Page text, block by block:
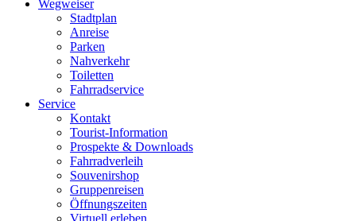
Wegweiser
Stadtplan
Anreise
Parken
Nahverkehr
Toiletten
Fahrradservice
Service
Kontakt
Tourist-Information
Prospekte & Downloads
Fahrradverleih
Souvenirshop
Gruppenreisen
Öffnungszeiten
Virtuell erleben